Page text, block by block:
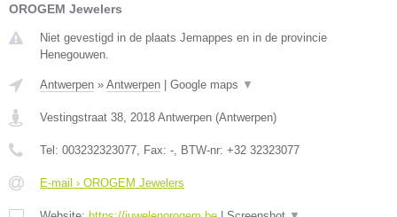
OROGEM Jewelers
Niet gevestigd in de plaats Jemappes en in de provincie
Henegouwen.
Antwerpen » Antwerpen Google maps ▼
Vestingstraat 38, 2018 Antwerpen (Antwerpen)
Tel: 003232323077, Fax: -, BTW-nr: +32 32323077
E-mail › OROGEM Jewelers